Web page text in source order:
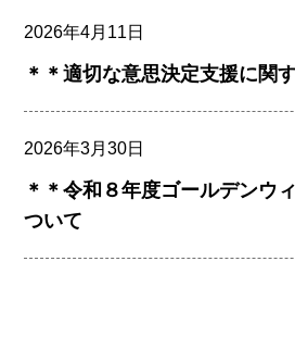
2026年4月11日
＊＊適切な意思決定支援に関
2026年3月30日
＊＊令和８年度ゴールデンウ
ついて